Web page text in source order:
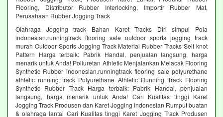
Flooring, Distributor Rubber Interlocking, Importir Rubber Mat,
Perusahaan Rubber Jogging Track
Olahraga Jogging track Bahan Karet Tracks Diri simpul Pola
indonesian.runningtrack flooring sale outdoor sports jogging track
murah Outdoor Sports Jogging Track Material Rubber Tracks Self knot
Pattern Harga terbaik: Pabrik Handal, penjualan langsung, harga
menarik untuk Anda! Poliuretan Athletic Menjalankan Melacak Flooring
Synthetic Rubber indonesian.runningtrack flooring sale polyurethane
athletic running track Polyurethane Athletic Running Track Flooring
Synthetic Rubber Track Harga terbaik: Pabrik Handal, penjualan
langsung, harga menarik untuk Anda! Cari Kualitas tinggi Karet
Jogging Track Produsen dan Karet Jogging indonesian Rumput buatan
& olahraga lantai Cari Kualitas tinggi Karet Jogging Track Produsen